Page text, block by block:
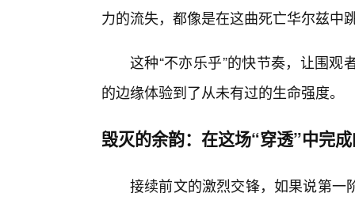
力的流失，都像是在这曲死亡华尔兹中
这种“不亦乐乎”的快节奏，让围
的边缘体验到了从未有过的生命强度。
毁灭的余韵：在这场“穿透”中完
接续前文的激烈交锋，如果说第一